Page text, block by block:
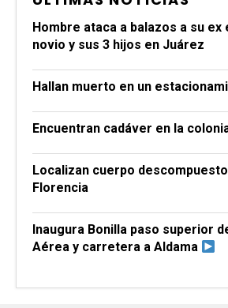
Hombre ataca a balazos a su ex
novio y sus 3 hijos en Juárez
Hallan muerto en un
Encuentran cadáver en la
Localizan cuerpo
Florencia
Inaugura Bonilla paso superior
Aérea y carretera a Aldama